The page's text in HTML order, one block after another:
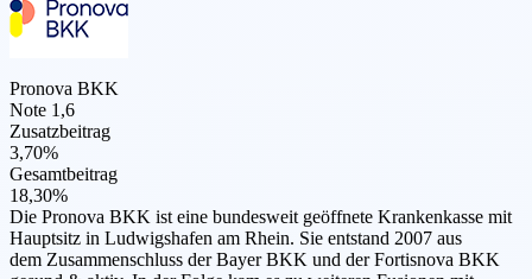
Pronova BKK
Note 1,6
Zusatzbeitrag
3,70%
Gesamtbeitrag
18,30%
Die Pronova BKK ist eine bundesweit geöffnete Krankenkasse mit
Hauptsitz in Ludwigshafen am Rhein. Sie entstand 2007 aus
dem Zusammenschluss der Bayer BKK und der Fortisnova BKK